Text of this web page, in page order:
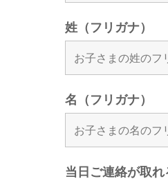
姓（フリガナ）
名（フリガナ）
当日ご連絡が取